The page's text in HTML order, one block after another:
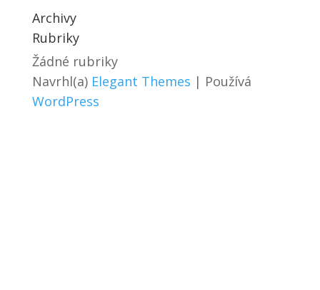
Archivy
Rubriky
Žádné rubriky
Navrhl(a) Elegant Themes | Používá
WordPress